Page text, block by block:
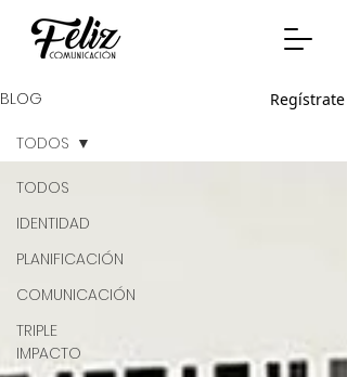
BLOG Regístrate
TODOS
IDENTIDAD
PLANIFICACIÓN
COMUNICACIÓN
TRIPLE
IMPACTO
TODOS